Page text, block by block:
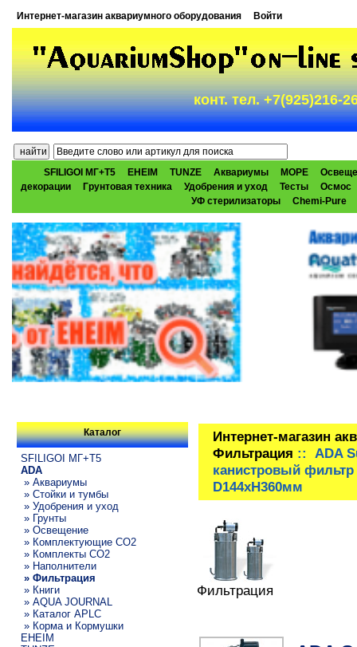
Интернет-магазин аквариумного оборудования Войти
конт. тел. +7(925)216-
SFILIGOI МГ+Т5 EHEIM TUNZE Аквариумы МОРЕ
декорации
Грунтовая техника Удобрения и уход Тесты
Осмос
УФ стерилизаторы
Chemi-Pure
Каталог
SFILIGOI МГ+Т5
ADA
» Аквариумы
» Стойки и тумбы
» Удобрения и уход
» Грунты
» Освещение
» Комплектующие СО2
» Комплекты CO2
» Наполнители
» Фильтрация
» Книги
» AQUA JOURNAL
» Каталог APLC
» Корма и Кормушки
EHEIM
Интернет-магазин
Фильтрация :: ADA
канистровый
D144xH360мм
Фильтрация